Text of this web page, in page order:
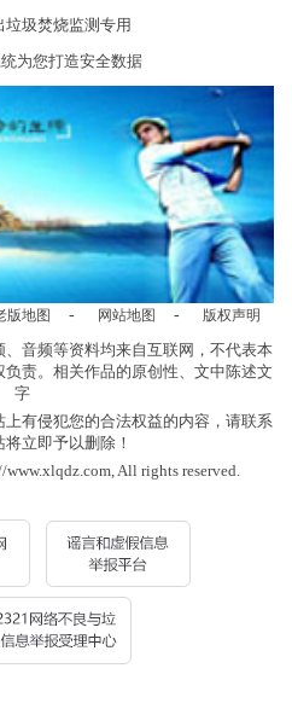
圾焚烧监测专用
为您打造安全数据
版地图 - 网站地图 - 版权声明
音频等资料均来自互联网，不代表本
责。相关作品的原创性、文中陈述文
字
有侵犯您的合法权益的内容，请联系
立即予以删除！
All rights reserved.